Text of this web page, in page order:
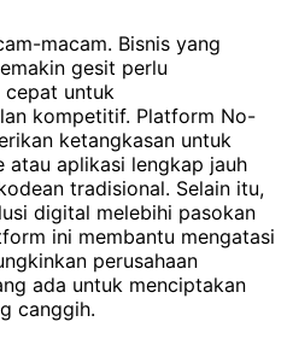
macam. Bisnis yang
gesit perlu
cepat untuk
kompetitif. Platform No-
ketangkasan untuk
aplikasi lengkap jauh
tradisional. Selain itu,
digital melebihi pasokan
ini membantu mengatasi
perusahaan
ada untuk menciptakan
canggih.